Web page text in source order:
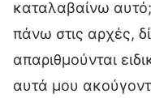
καταλαβαίνω
πάνω στις αρχές,
απαριθμούνται
αυτά μου